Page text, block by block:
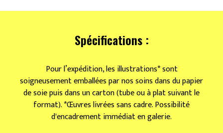
Spécifications :
Pour l’expédition, les illustrations* sont
soigneusement emballées par nos soins dans du papier
de soie puis dans un carton (tube ou à plat suivant le
format). *Œuvres livrées sans cadre. Possibilité
d'encadrement immédiat en galerie.